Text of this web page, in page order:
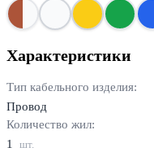
Характеристики
Тип кабельного изделия:
Провод
Количество жил:
1
шт.